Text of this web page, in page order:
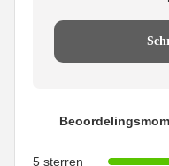
5 sterren